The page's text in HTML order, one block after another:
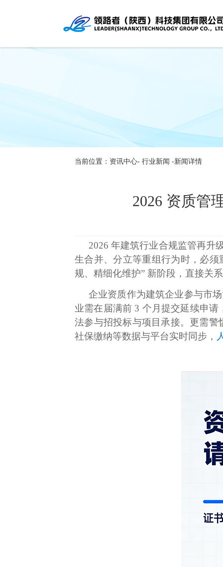
当前位置：资讯中心- 行业新闻 -新闻详情
2026 资质管
2026 年建筑行业合规监管再升
生合并、分立等重组行为时，必
规、精细化维护” 新阶段，直接关
企业资质作为建筑企业参与市
业需在届满前 3 个月提交延续申
法参与招投标与项目承接。更需
社保缴纳等数据与平台实时同步，